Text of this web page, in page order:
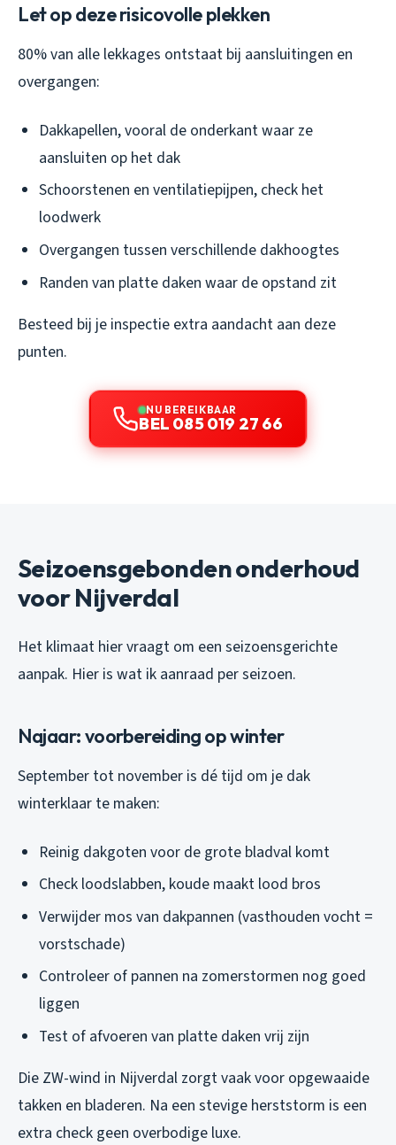
Let op deze risicovolle plekken
80% van alle lekkages ontstaat bij aansluitingen en
overgangen:
Dakkapellen, vooral de onderkant waar ze
aansluiten op het dak
Schoorstenen en ventilatiepijpen, check het
loodwerk
Overgangen tussen verschillende dakhoogtes
Randen van platte daken waar de opstand zit
Besteed bij je inspectie extra aandacht aan deze
punten.
NU BEREIKBAAR
BEL 085 019 27 66
Seizoensgebonden onderhoud
voor Nijverdal
Het klimaat hier vraagt om een seizoensgerichte
aanpak. Hier is wat ik aanraad per seizoen.
Najaar: voorbereiding op winter
September tot november is dé tijd om je dak
winterklaar te maken:
Reinig dakgoten voor de grote bladval komt
Check loodslabben, koude maakt lood bros
Verwijder mos van dakpannen (vasthouden vocht =
vorstschade)
Controleer of pannen na zomerstormen nog goed
liggen
Test of afvoeren van platte daken vrij zijn
Die ZW-wind in Nijverdal zorgt vaak voor opgewaaide
takken en bladeren. Na een stevige herststorm is een
extra check geen overbodige luxe.